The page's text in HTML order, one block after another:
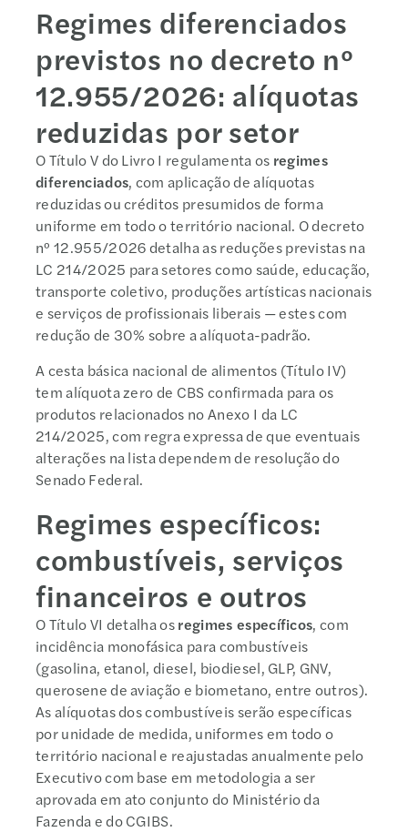
Regimes diferenciados
previstos no decreto nº
12.955/2026: alíquotas
reduzidas por setor
O Título V do Livro I regulamenta os regimes
diferenciados, com aplicação de alíquotas
reduzidas ou créditos presumidos de forma
uniforme em todo o território nacional. O decreto
nº 12.955/2026 detalha as reduções previstas na
LC 214/2025 para setores como saúde, educação,
transporte coletivo, produções artísticas nacionais
e serviços de profissionais liberais — estes com
redução de 30% sobre a alíquota-padrão.
A cesta básica nacional de alimentos (Título IV)
tem alíquota zero de CBS confirmada para os
produtos relacionados no Anexo I da LC
214/2025, com regra expressa de que eventuais
alterações na lista dependem de resolução do
Senado Federal.
Regimes específicos:
combustíveis, serviços
financeiros e outros
O Título VI detalha osregimes específicos, com
incidência monofásica para combustíveis
(gasolina, etanol, diesel, biodiesel, GLP, GNV,
querosene de aviação e biometano, entre outros).
As alíquotas dos combustíveis serão específicas
por unidade de medida, uniformes em todo o
território nacional e reajustadas anualmente pelo
Executivo com base em metodologia a ser
aprovada em ato conjunto do Ministério da
Fazenda e do CGIBS.